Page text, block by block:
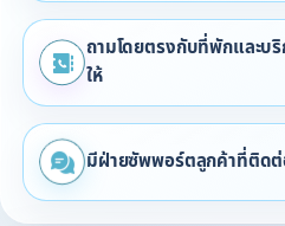
ถามโดยตรงกับที่พักและบ
ให้
มีฝ่ายซัพพอร์ตลูกค้าที่ติดต่